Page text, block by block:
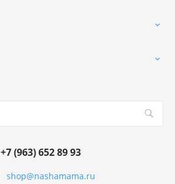
shop@nashamama.ru
+7 (963) 652 89 93